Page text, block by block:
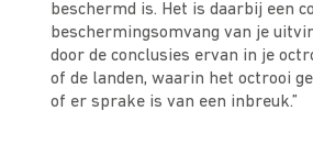
beschermd is. Het is daarbij een
beschermingsomvang van je
door de conclusies ervan in je
of de landen, waarin het octrooi
of er sprake is van een inbreuk.”